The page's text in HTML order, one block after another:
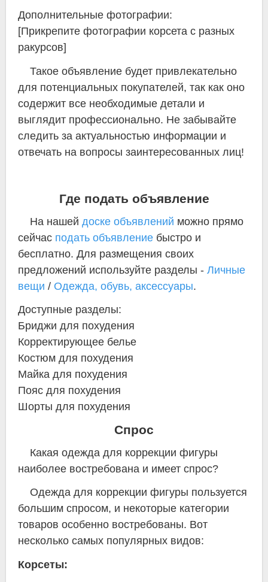
Дополнительные фотографии:
[Прикрепите фотографии корсета с разных
ракурсов]
Такое объявление будет привлекательно
для потенциальных покупателей, так как оно
содержит все необходимые детали и
выглядит профессионально. Не забывайте
следить за актуальностью информации и
отвечать на вопросы заинтересованных лиц!
Где подать объявление
На нашей доске объявлений можно прямо
сейчас подать объявление быстро и
бесплатно. Для размещения своих
предложений используйте разделы - Личные
вещи / Одежда, обувь, аксессуары.
Доступные разделы:
Бриджи для похудения
Корректирующее белье
Костюм для похудения
Майка для похудения
Пояс для похудения
Шорты для похудения
Спрос
Какая одежда для коррекции фигуры
наиболее востребована и имеет спрос?
Одежда для коррекции фигуры пользуется
большим спросом, и некоторые категории
товаров особенно востребованы. Вот
несколько самых популярных видов:
Корсеты: